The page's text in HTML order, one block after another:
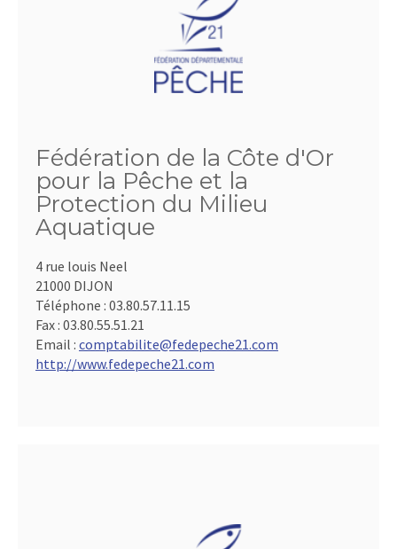
Fédération de la Côte d'Or
pour la Pêche et la
Protection du Milieu
Aquatique
4 rue louis Neel
21000 DIJON
Téléphone : 03.80.57.11.15
Fax : 03.80.55.51.21
Email : comptabilite@fedepeche21.com
http://www.fedepeche21.com